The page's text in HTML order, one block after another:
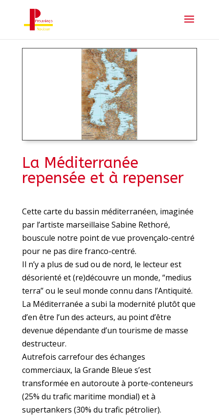
La Méditerranée
repensée et à repenser
Cette carte du bassin méditerranéen, imaginée
par l’artiste marseillaise Sabine Rethoré,
bouscule notre point de vue provençalo-centré
pour ne pas dire franco-centré.
Il n’y a plus de sud ou de nord, le lecteur est
désorienté et (re)découvre un monde, “medius
terra” ou le seul monde connu dans l’Antiquité.
La Méditerranée a subi la modernité plutôt que
d’en être l’un des acteurs, au point d’être
devenue dépendante d’un tourisme de masse
destructeur.
Autrefois carrefour des échanges
commerciaux, la Grande Bleue s’est
transformée en autoroute à porte-conteneurs
(25% du trafic maritime mondial) et à
supertankers (30% du trafic pétrolier).